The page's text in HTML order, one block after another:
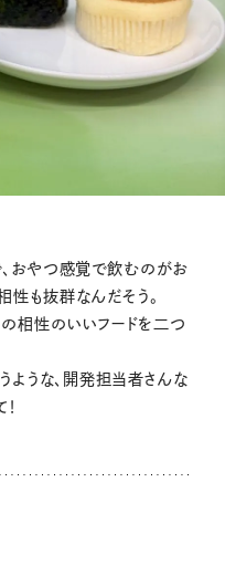
、おやつ感覚で飲むのがお
性も抜群なんだそう。
相性のいいフードを二つ
ような、開発担当者さんな